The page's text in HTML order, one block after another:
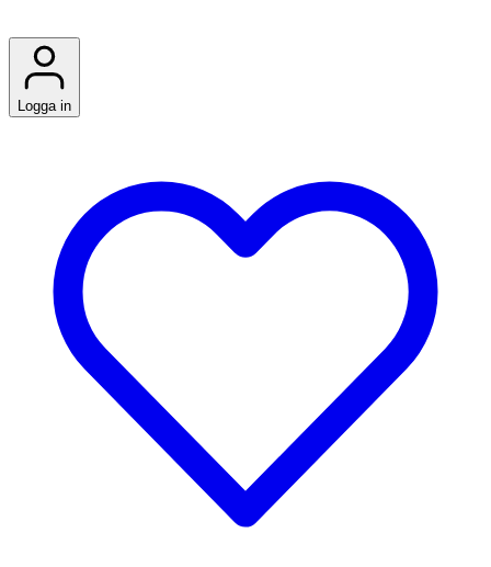
Logga in